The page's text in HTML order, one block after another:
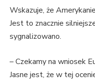
Wskazuje, że
Jest to znacznie
sygnalizowano.
– Czekamy na wniosek
Jasne jest, że w tej